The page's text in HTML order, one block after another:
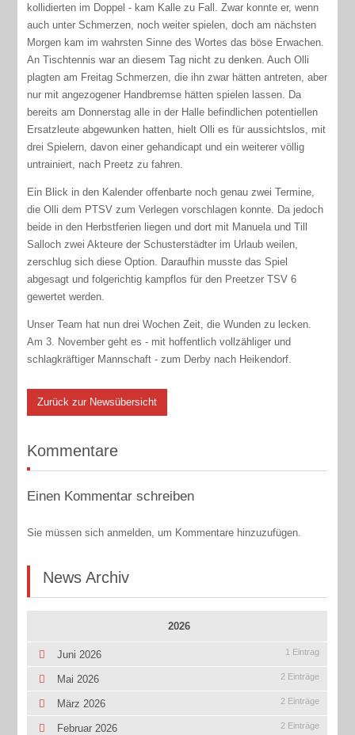
kollidierten im Doppel - kam Kalle zu Fall. Zwar konnte er, wenn
auch unter Schmerzen, noch weiter spielen, doch am nächsten
Morgen kam im wahrsten Sinne des Wortes das böse Erwachen.
An Tischtennis war an diesem Tag nicht zu denken. Auch Olli
plagten am Freitag Schmerzen, die ihn zwar hätten antreten, aber
nur mit angezogener Handbremse hätten spielen lassen. Da
bereits am Donnerstag alle in der Halle befindlichen potentiellen
Ersatzleute abgewunken hatten, hielt Olli es für aussichtslos, mit
drei Spielern, davon einer gehandicapt und ein weiterer völlig
untrainiert, nach Preetz zu fahren.
Ein Blick in den Kalender offenbarte noch genau zwei Termine,
die Olli dem PTSV zum Verlegen vorschlagen konnte. Da jedoch
beide in den Herbstferien liegen und dort mit Manuela und Till
Salloch zwei Akteure der Schusterstädter im Urlaub weilen,
zerschlug sich diese Option. Daraufhin musste das Spiel
abgesagt und folgerichtig kampflos für den Preetzer TSV 6
gewertet werden.
Unser Team hat nun drei Wochen Zeit, die Wunden zu lecken.
Am 3. November geht es - mit hoffentlich vollzähliger und
schlagkräftiger Mannschaft - zum Derby nach Heikendorf.
Zurück zur Newsübersicht
Kommentare
Einen Kommentar schreiben
Sie müssen sich anmelden, um Kommentare hinzuzufügen.
News Archiv
2026
Juni 2026 1 Eintrag
Mai 2026 2 Einträge
März 2026 2 Einträge
Februar 2026 2 Einträge